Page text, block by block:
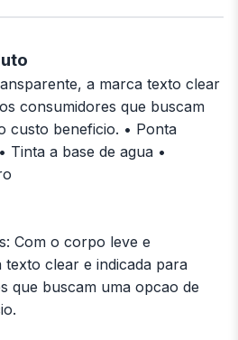
a marca texto clear
consumidores que buscam
custo beneficio. • Ponta
Tinta a base de agua •
Com o corpo leve e
clear e indicada para
que buscam uma opcao de